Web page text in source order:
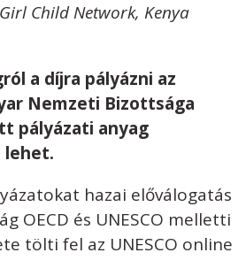
Child Network, Kenya
a díjra pályázni az
Nemzeti Bizottsága
pályázati anyag
lehet.
hazai előválogatás
OECD és UNESCO melletti
tölti fel az UNESCO online